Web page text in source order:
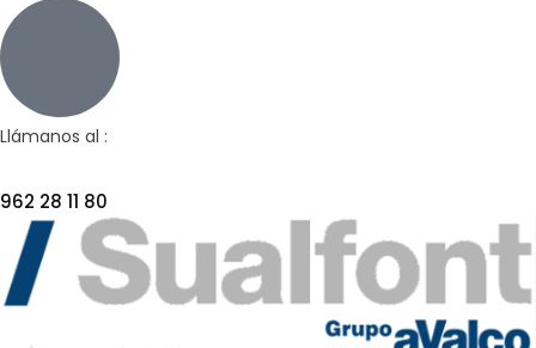
Llámanos al :
962 28 11 80